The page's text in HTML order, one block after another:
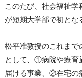
このたび、社会福祉
が短期大学部で初とな
松平准教授のこれまで
として、①病院や療育
届ける事業、②在宅の